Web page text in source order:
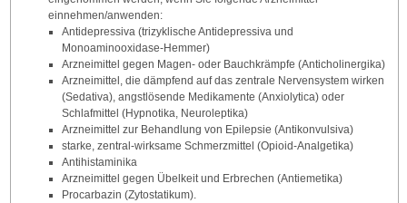
einnehmen/anwenden:
Antidepressiva (trizyklische Antidepressiva und
Monoaminooxidase-Hemmer)
Arzneimittel gegen Magen- oder Bauchkrämpfe (Anticholinergika)
Arzneimittel, die dämpfend auf das zentrale Nervensystem wirken
(Sedativa), angstlösende Medikamente (Anxiolytica) oder
Schlafmittel (Hypnotika, Neuroleptika)
Arzneimittel zur Behandlung von Epilepsie (Antikonvulsiva)
starke, zentral-wirksame Schmerzmittel (Opioid-Analgetika)
Antihistaminika
Arzneimittel gegen Übelkeit und Erbrechen (Antiemetika)
Procarbazin (Zytostatikum).